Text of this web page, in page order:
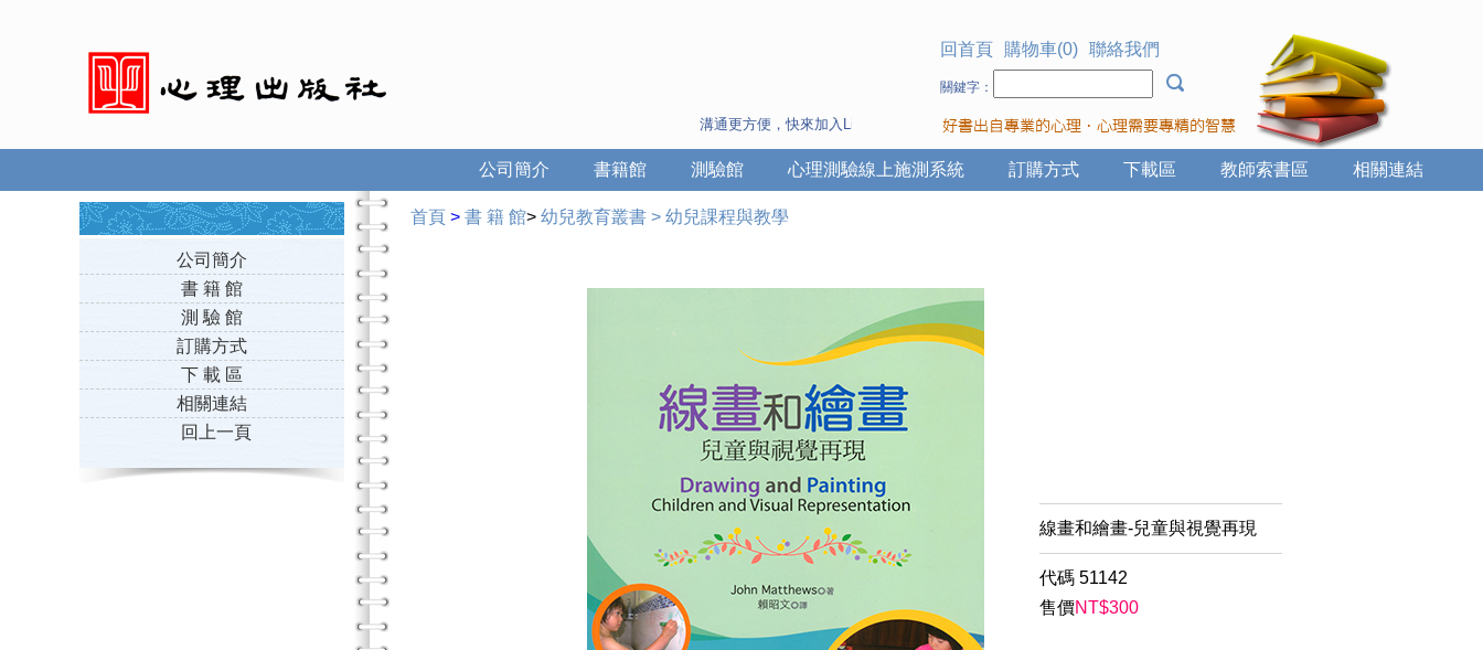
溝通更方便，快來加入Line 與 Wechat ~
回首頁 購物車(0) 聯絡我們
關鍵字：
相關連結
教師索書區
下載區
訂購方式
心理測驗線上施測系統
測驗館
書籍館
公司簡介
公司簡介
書 籍 館
測 驗 館
訂購方式
下 載 區
相關連結
回上一頁
首頁 > 書 籍 館> 幼兒教育叢書 > 幼兒課程與教學
線畫和繪畫-兒童與視覺再現
代碼 51142
售價NT$300